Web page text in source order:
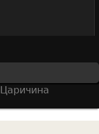
Царичина